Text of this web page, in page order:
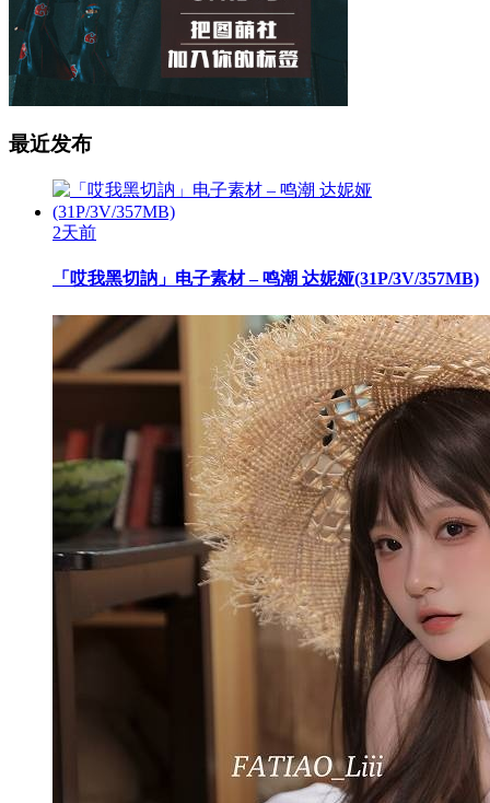
最近发布
2天前
「哎我黑切訥」电子素材 – 鸣潮 达妮娅(31P/3V/357MB)